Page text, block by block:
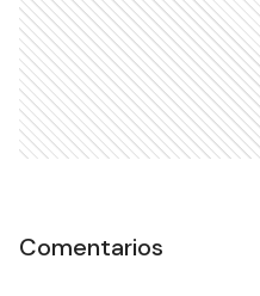
Comentarios